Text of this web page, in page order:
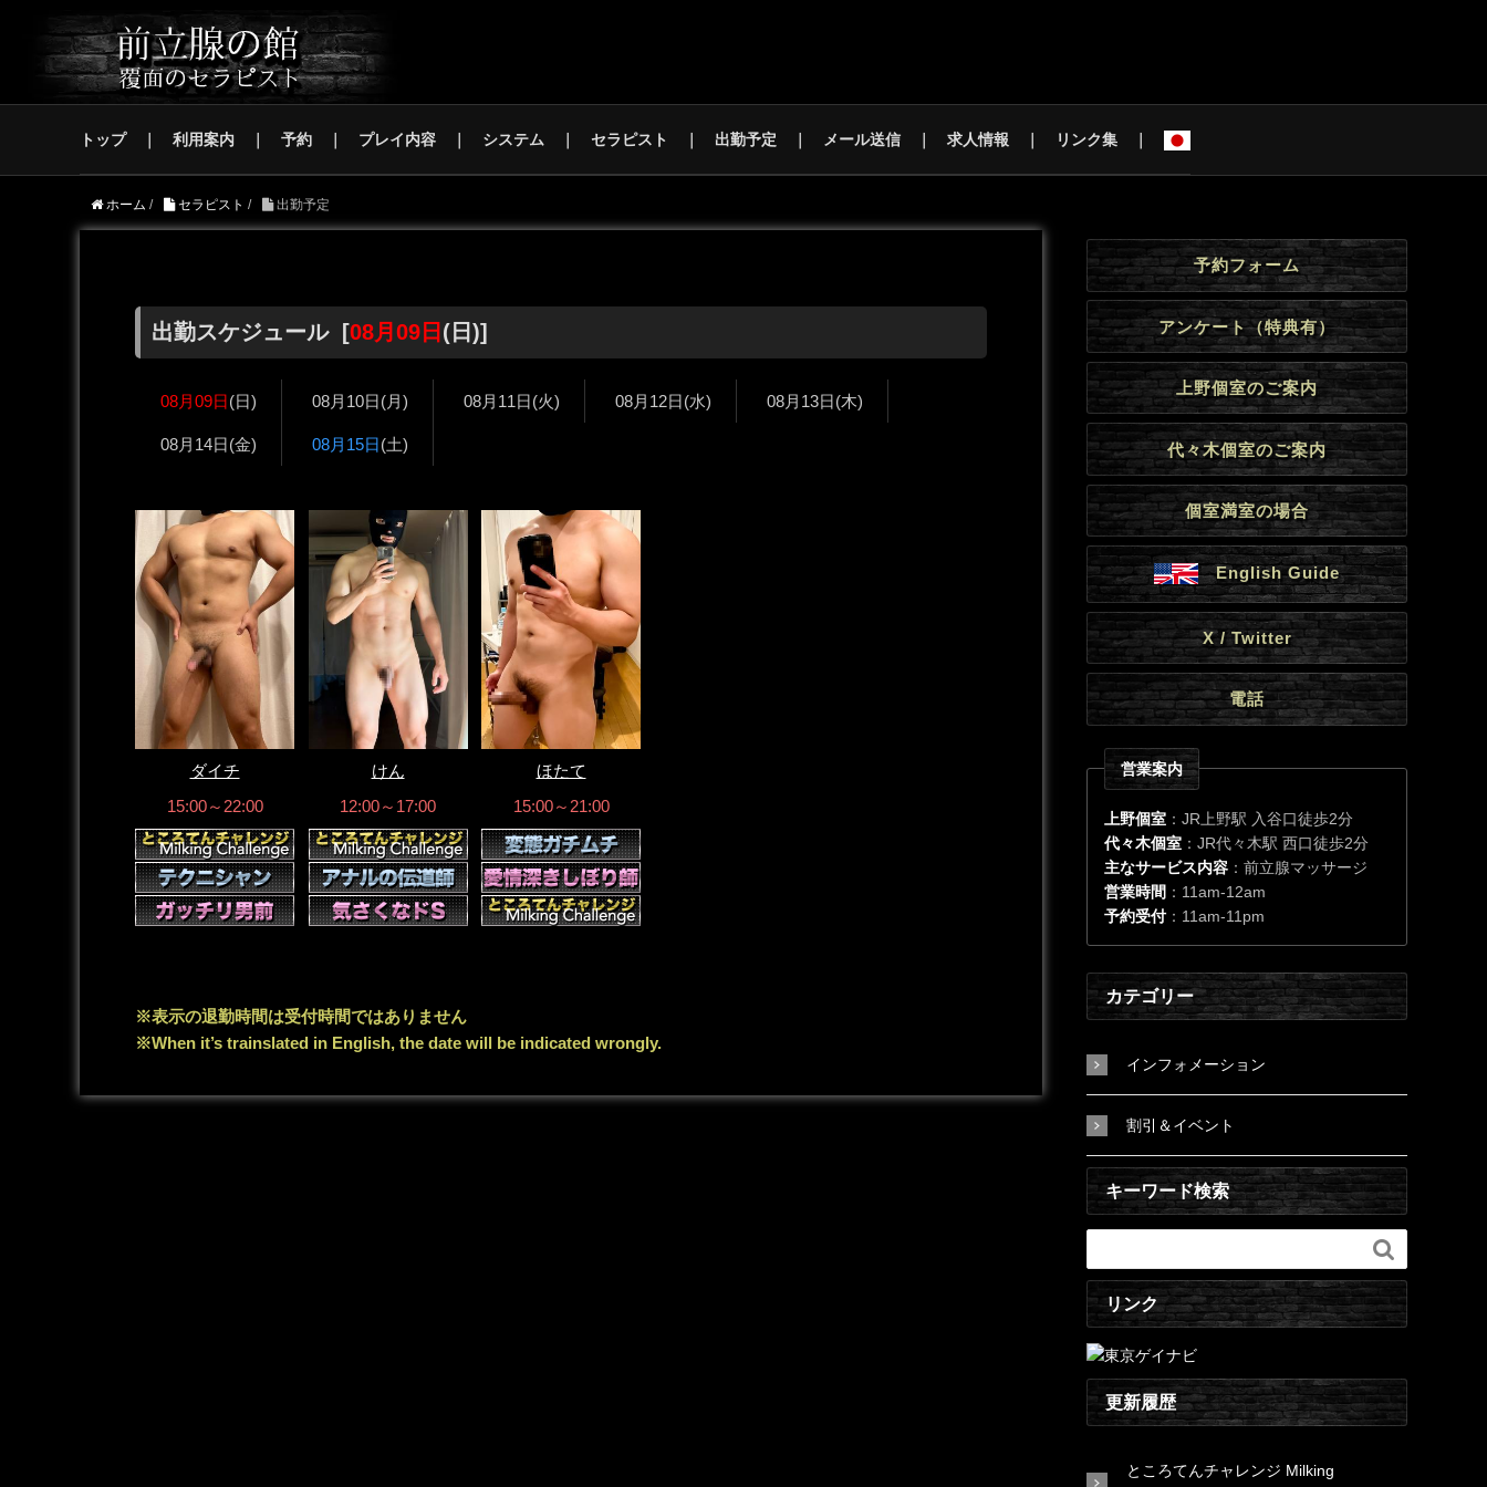
トップ 利用案内 予約 プレイ内容 システム セラピスト 出勤予定 メール送信 求人情報 リンク集
ホーム / セラピスト / 出勤予定
出勤スケジュール [08月09日 (日)]
08月09日(日) 08月10日(月) 08月11日(火) 08月12日(水) 08月13日(木)
08月14日(金) 08月15日(土)
ダイチ
15:00～22:00
けん
12:00～17:00
ほたて
15:00～21:00
※表示の退勤時間は受付時間ではありません
※When it’s trainslated in English, the date will be indicated wrongly.
予約フォーム
アンケート（特典有）
上野個室のご案内
代々木個室のご案内
個室満室の場合
English Guide
X / Twitter
電話
営業案内
上野個室 ：JR上野駅 入谷口徒歩2分
代々木個室 ：JR代々木駅 西口徒歩2分
主なサービス内容 ：前立腺マッサージ
営業時間 ：11am-12am
予約受付：11am-11pm
カテゴリー
インフォメーション
割引＆イベント
キーワード検索

リンク
更新履歴
ところてんチャレンジ Milking